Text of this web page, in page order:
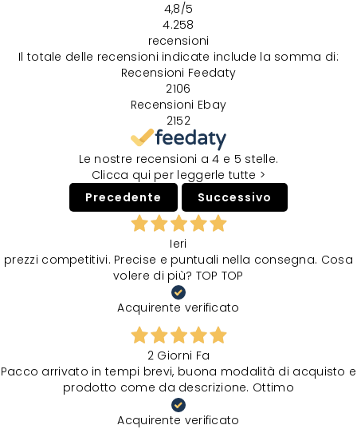
4,8/5
4.258
recensioni
Il totale delle recensioni indicate include la somma di:
Recensioni Feedaty
2106
Recensioni Ebay
2152
Le nostre recensioni a 4 e 5 stelle.
Clicca qui per leggerle tutte >
Precedente
Successivo
Ieri
prezzi competitivi. Precise e puntuali nella consegna. Cosa
volere di più? TOP TOP
Acquirente verificato
2 Giorni Fa
Pacco arrivato in tempi brevi, buona modalità di acquisto e
prodotto come da descrizione. Ottimo
Acquirente verificato